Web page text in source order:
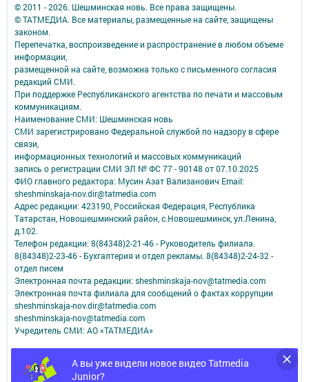
А вы уже видели новое видео Tatmedia
Junior?
© 2011 - 2026. Шешминская новь. Все права защищены.
© ТАТМЕДИА. Все материалы, размещенные на сайте, защищены
законом.
Перепечатка, воспроизведение и распространение в любом объеме
информации,
размещенной на сайте, возможна только с письменного согласия
редакций СМИ.
При поддержке Республиканского агентства по печати и массовым
коммуникациям.
Наименование СМИ: Шешминская новь
СМИ зарегистрировано Федеральной службой по надзору в сфере
связи,
информационных технологий и массовых коммуникаций
запись о регистрации СМИ ЭЛ № ФС 77 - 90148 от 07.10.2025
ФИО главного редактора: Мусин Азат Вализанович Email:
sheshminskaja-nov.dir@tatmedia.com
Адрес редакции: 423190, Российская Федерация, Республика
Татарстан, Новошешминский район, с.Новошешминск, ул.Ленина,
д.102.
Телефон редакции: 8(84348)2-21-46 - Руководитель филиала.
8(84348)2-23-46 - Бухгалтерия и отдел рекламы. 8(84348)2-24-32 -
отдел писем
Электронная почта редакции: sheshminskaja-nov@tatmedia.com
Электронная почта филиала для сообщений о фактах коррупции
sheshminskaja-nov.dir@tatmedia.com
sheshminskaja-nov@tatmedia.com
Учредитель СМИ: АО «ТАТМЕДИА»
Антикоррупционная политика
АО «ТАТМЕДИА» использует «cookie»для персонализации сервисов и
удобства пользователей сайтом.